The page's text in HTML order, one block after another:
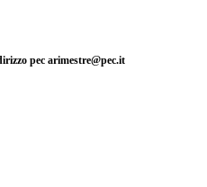
pec arimestre@pec.it